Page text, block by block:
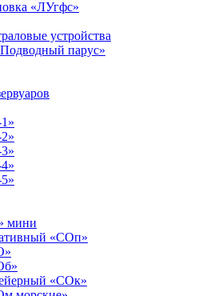
«ЛУгфс»
устройства
парус»
мини
«СОп»
«СОк»